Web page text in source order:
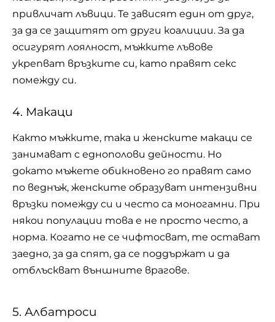
привличат лъвици. Те зависят един от друг,
за да се защитят от други коалиции. За да
осигурят лоялност, мъжките лъвове
укрепват връзките си, като правят секс
помежду си.
4. Макаци
Както мъжките, така и женските макаци се
занимават с еднополови дейности. Но
докато мъжете обикновено го правят само
по веднъж, женските образуват интензивни
връзки помежду си и често са моногамни. При
някои популации това е не просто често, а
норма. Когато не се чифтосват, те остават
заедно, за да спят, да се поддържат и да
отблъскват външните врагове.
5. Албатроси